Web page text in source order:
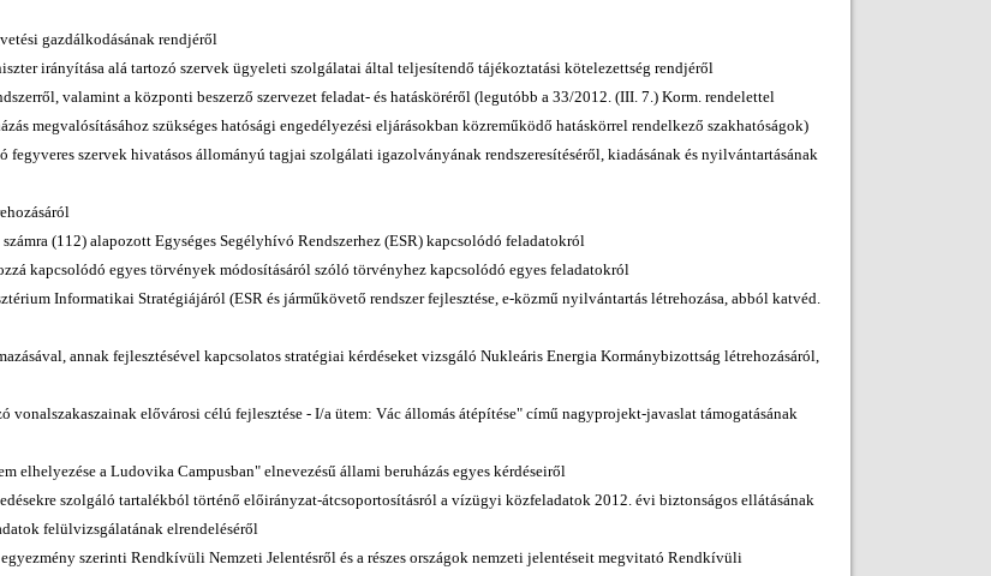
gazdálkodásának rendjéről
irányítása alá tartozó szervek ügyeleti szolgálatai által teljesítendő tájékoztatási kötelezettség rendjéről
valamint a központi beszerző szervezet feladat- és hatásköréről (legutóbb a 33/2012. (III. 7.) Korm. rendelettel
megvalósításához szükséges hatósági engedélyezési eljárásokban közreműködő hatáskörrel rendelkező szakhatóságok)
szervek hivatásos állományú tagjai szolgálati igazolványának rendszeresítéséről, kiadásának és nyilvántartásának
(112) alapozott Egységes Segélyhívó Rendszerhez (ESR) kapcsolódó feladatokról
kapcsolódó egyes törvények módosításáról szóló törvényhez kapcsolódó egyes feladatokról
Informatikai Stratégiájáról (ESR és járműkövető rendszer fejlesztése, e-közmű nyilvántartás létrehozása, abból katvéd.
annak fejlesztésével kapcsolatos stratégiai kérdéseket vizsgáló Nukleáris Energia Kormánybizottság létrehozásáról,
elővárosi célú fejlesztése - I/a ütem: Vác állomás átépítése" című nagyprojekt-javaslat támogatásának
elhelyezése a Ludovika Campusban" elnevezésű állami beruházás egyes kérdéseiről
szolgáló tartalékból történő előirányzat-átcsoportosításról a vízügyi közfeladatok 2012. évi biztonságos ellátásának
felülvizsgálatának elrendeléséről
szerinti Rendkívüli Nemzeti Jelentésről és a részes országok nemzeti jelentéseit megvitató Rendkívüli